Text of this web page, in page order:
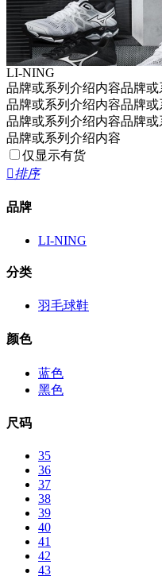
LI-NING
品牌或系列介绍内容品牌
品牌或系列介绍内容品牌
品牌或系列介绍内容品牌
品牌或系列介绍内容
仅显示有货
排序
品牌
LI-NING
分类
羽毛球鞋
颜色
蓝色
黑色
尺码
35
36
37
38
39
40
41
42
43